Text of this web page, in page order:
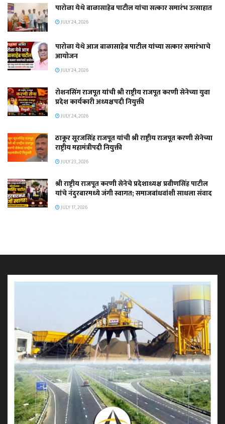
पारोळा येथे बाळासाहेब पाटील यांचा सत्कार समारंभ उत्साहात
JULY 24, 2026
पारोळा येथे आज बाळासाहेब पाटील यांच्या सत्कार समारंभाचे
आयोजन
JULY 24, 2026
रोशनसिंग राजपूत यांची श्री राष्ट्रीय राजपूत करणी सेनेच्या युवा
प्रदेश कार्यकारी अध्यक्षपदी नियुक्ती
JULY 24, 2026
ठाकूर सूरजसिंह राजपूत यांची श्री राष्ट्रीय राजपूत करणी सेनेच्या
राष्ट्रीय महामंत्रीपदी नियुक्ती
JULY 23, 2026
श्री राष्ट्रीय राजपूत करणी सेनेचे प्रदेशाध्यक्ष प्रवीणसिंह पाटील
यांचे नंदुरबारमध्ये जंगी स्वागत; समाजबांधवांशी साधला संवाद
JULY 17, 2026